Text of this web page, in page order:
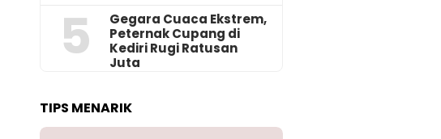
5
‎Gegara Cuaca Ekstrem,
Peternak Cupang di
Kediri Rugi Ratusan
Juta
TIPS MENARIK